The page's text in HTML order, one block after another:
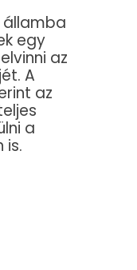
államba
egy
az
A
az
a
is.